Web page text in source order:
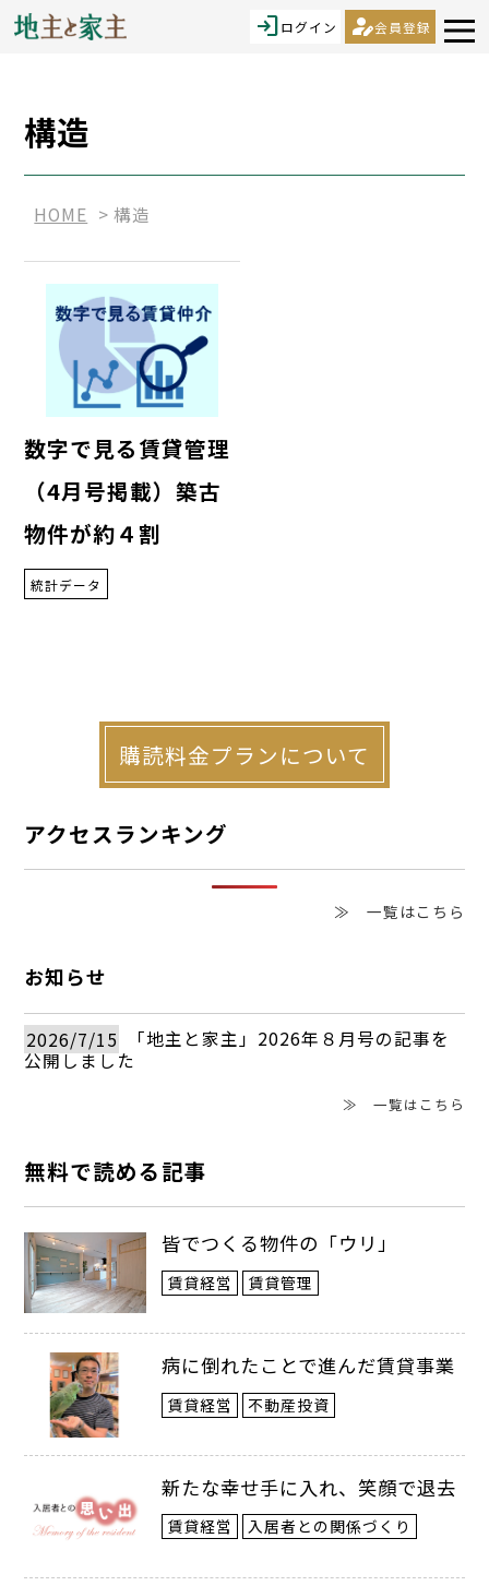
loginログイン person_edit会員登録
構造
HOME 構造
数字で見る賃貸管理
（4月号掲載）築古
物件が約４割
統計データ
購読料金プランについて
アクセスランキング
≫ 一覧はこちら
お知らせ
2026/7/15
「地主と家主」2026年８月号の記事を
公開しました
≫ 一覧はこちら
無料で読める記事
皆でつくる物件の「ウリ」
賃貸経営 賃貸管理
病に倒れたことで進んだ賃貸事業
賃貸経営 不動産投資
新たな幸せ手に入れ、笑顔で退去
賃貸経営 入居者との関係づくり